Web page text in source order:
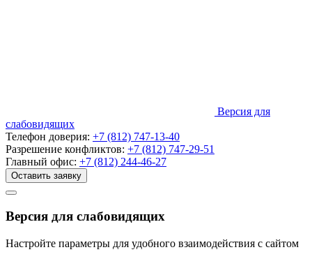
Версия для
слабовидящих
Телефон доверия: +7 (812) 747-13-40
Разрешение конфликтов: +7 (812) 747-29-51
Главный офис: +7 (812) 244-46-27
Оставить заявку
Версия для слабовидящих
Настройте параметры для удобного взаимодействия с сайтом